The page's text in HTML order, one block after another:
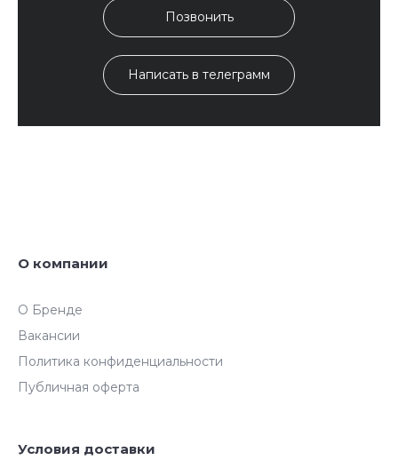
Позвонить
Написать в телеграмм
О компании
О Бренде
Вакансии
Политика конфиденциальности
Публичная оферта
Условия доставки